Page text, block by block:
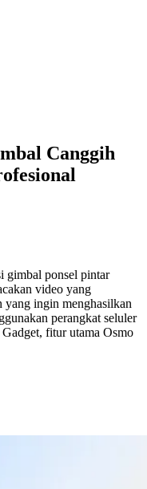
Canggih
gimbal ponsel pintar
video yang
yang ingin menghasilkan
perangkat seluler
fitur utama Osmo